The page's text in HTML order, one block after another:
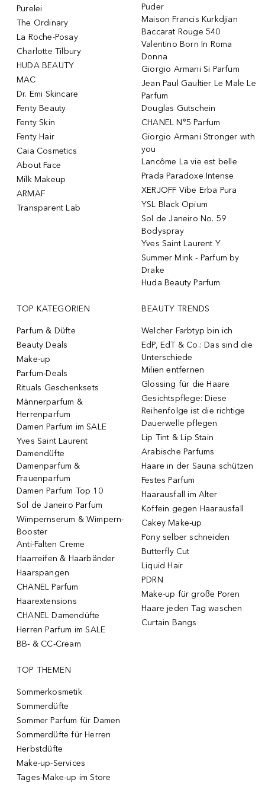
Purelei
The Ordinary
La Roche-Posay
Charlotte Tilbury
HUDA BEAUTY
MAC
Dr. Emi Skincare
Fenty Beauty
Fenty Skin
Fenty Hair
Caia Cosmetics
About Face
Milk Makeup
ARMAF
Transparent Lab
Puder
Maison Francis Kurkdjian
Baccarat Rouge 540
Valentino Born In Roma
Donna
Giorgio Armani Si Parfum
Jean Paul Gaultier Le Male Le
Parfum
Douglas Gutschein
CHANEL N°5 Parfum
Giorgio Armani Stronger with
you
Lancôme La vie est belle
Prada Paradoxe Intense
XERJOFF Vibe Erba Pura
YSL Black Opium
Sol de Janeiro No. 59
Bodyspray
Yves Saint Laurent Y
Summer Mink - Parfum by
Drake
Huda Beauty Parfum
TOP KATEGORIEN
Parfum & Düfte
Beauty Deals
Make-up
Parfum-Deals
Rituals Geschenksets
Männerparfum &
Herrenparfum
Damen Parfum im SALE
Yves Saint Laurent
Damendüfte
Damenparfum &
Frauenparfum
Damen Parfum Top 10
Sol de Janeiro Parfum
Wimpernserum & Wimpern-
Booster
Anti-Falten Creme
Haarreifen & Haarbänder
Haarspangen
CHANEL Parfum
Haarextensions
CHANEL Damendüfte
Herren Parfum im SALE
BB- & CC-Cream
BEAUTY TRENDS
Welcher Farbtyp bin ich
EdP, EdT & Co.: Das sind die
Unterschiede
Milien entfernen
Glossing für die Haare
Gesichtspflege: Diese
Reihenfolge ist die richtige
Dauerwelle pflegen
Lip Tint & Lip Stain
Arabische Parfums
Haare in der Sauna schützen
Festes Parfum
Haarausfall im Alter
Koffein gegen Haarausfall
Cakey Make-up
Pony selber schneiden
Butterfly Cut
Liquid Hair
PDRN
Make-up für große Poren
Haare jeden Tag waschen
Curtain Bangs
TOP THEMEN
Sommerkosmetik
Sommerdüfte
Sommer Parfum für Damen
Sommerdüfte für Herren
Herbstdüfte
Make-up-Services
Tages-Make-up im Store